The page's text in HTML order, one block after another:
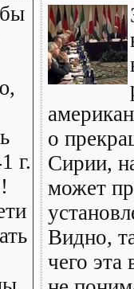
г.
о
Сирии,
может
Видно,
чего эта